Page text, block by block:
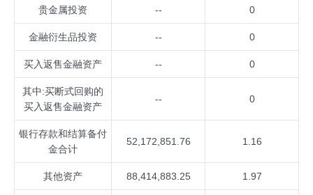
贵金属投资 -- 0
金融衍生品投资 -- 0
买入返售金融资产 -- 0
其中:买断式回购的
买入返售金融资产
-- 0
银行存款和结算备付
金合计
52,172,851.76 1.16
其他资产 88,414,883.25 1.97